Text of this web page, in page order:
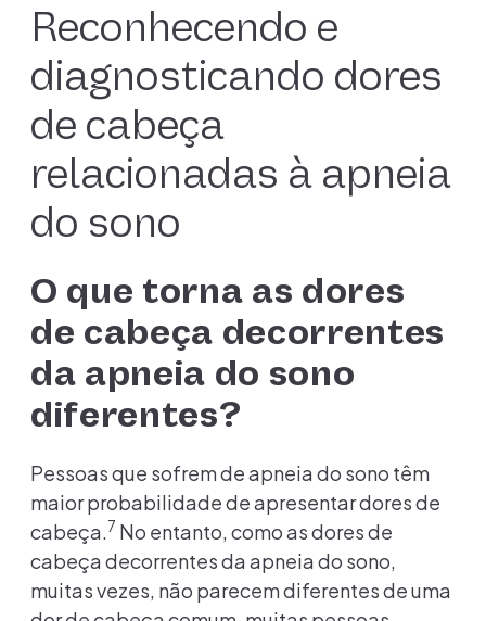
Reconhecendo e
diagnosticando dores
de cabeça
relacionadas à apneia
do sono
O que torna as dores
de cabeça decorrentes
da apneia do sono
diferentes?
Pessoas que sofrem de apneia do sono têm
maior probabilidade de apresentar dores de
cabeça. 7 No entanto, como as dores de
cabeça decorrentes da apneia do sono,
muitas vezes, não parecem diferentes de uma